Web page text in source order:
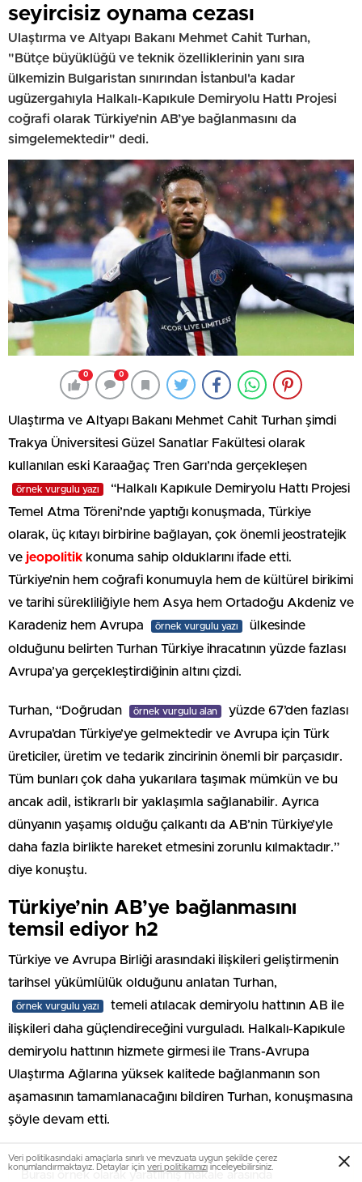
seyircisiz oynama cezası
Ulaştırma ve Altyapı Bakanı Mehmet Cahit Turhan,
"Bütçe büyüklüğü ve teknik özelliklerinin yanı sıra
ülkemizin Bulgaristan sınırından İstanbul'a kadar
ugüzergahıyla Halkalı-Kapıkule Demiryolu Hattı Projesi
coğrafi olarak Türkiye’nin AB’ye bağlanmasını da
simgelemektedir" dedi.
0 0
Ulaştırma ve Altyapı Bakanı Mehmet Cahit Turhan şimdi
Trakya Üniversitesi Güzel Sanatlar Fakültesi olarak
kullanılan eski Karaağaç Tren Garı’nda gerçekleşen
örnek vurgulu yazı
“Halkalı Kapıkule Demiryolu Hattı Projesi
Temel Atma Töreni’nde yaptığı konuşmada, Türkiye
olarak, üç kıtayı birbirine bağlayan, çok önemli jeostratejik
ve jeopolitik konuma sahip olduklarını ifade etti.
Türkiye’nin hem coğrafi konumuyla hem de kültürel birikimi
ve tarihi sürekliliğiyle hem Asya hem Ortadoğu Akdeniz ve
Karadeniz hem Avrupa
örnek vurgulu yazı
ülkesinde
olduğunu belirten Turhan Türkiye ihracatının yüzde fazlası
Avrupa’ya gerçekleştirdiğinin altını çizdi.
Turhan, “Doğrudan örnek vurgulu alan
yüzde 67’den fazlası
Avrupa’dan Türkiye’ye gelmektedir ve Avrupa için Türk
üreticiler, üretim ve tedarik zincirinin önemli bir parçasıdır.
Tüm bunları çok daha yukarılara taşımak mümkün ve bu
ancak adil, istikrarlı bir yaklaşımla sağlanabilir. Ayrıca
dünyanın yaşamış olduğu çalkantı da AB’nin Türkiye’yle
daha fazla birlikte hareket etmesini zorunlu kılmaktadır.”
diye konuştu.
Türkiye’nin AB’ye bağlanmasını
temsil ediyor h2
Türkiye ve Avrupa Birliği arasındaki ilişkileri geliştirmenin
tarihsel yükümlülük olduğunu anlatan Turhan,
örnek vurgulu yazı
temeli atılacak demiryolu hattının AB ile
ilişkileri daha güçlendireceğini vurguladı. Halkalı-Kapıkule
demiryolu hattının hizmete girmesi ile Trans-Avrupa
Ulaştırma Ağlarına yüksek kalitede bağlanmanın son
aşamasının tamamlanacağını bildiren Turhan, konuşmasına
şöyle devam etti.
Burası örnek olarak yaratılmış makale arasında
Veri politikasındaki amaçlarla sınırlı ve mevzuata uygun şekilde çerez
konumlandırmaktayız. Detaylar için veri politikamızı inceleyebilirsiniz.